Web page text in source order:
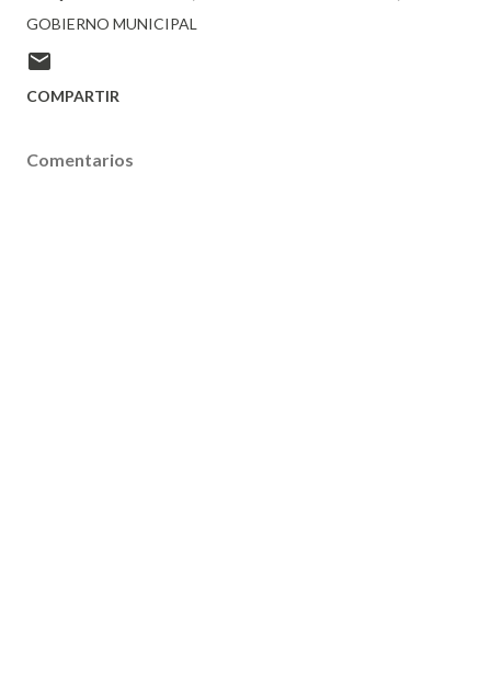
GOBIERNO MUNICIPAL
COMPARTIR
Comentarios